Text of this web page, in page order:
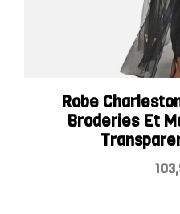
Robe
Broderies Et